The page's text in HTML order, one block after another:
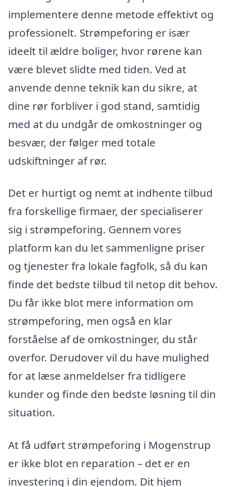
implementere denne metode effektivt og
professionelt. Strømpeforing er især
ideelt til ældre boliger, hvor rørene kan
være blevet slidte med tiden. Ved at
anvende denne teknik kan du sikre, at
dine rør forbliver i god stand, samtidig
med at du undgår de omkostninger og
besvær, der følger med totale
udskiftninger af rør.
Det er hurtigt og nemt at indhente tilbud
fra forskellige firmaer, der specialiserer
sig i strømpeforing. Gennem vores
platform kan du let sammenligne priser
og tjenester fra lokale fagfolk, så du kan
finde det bedste tilbud til netop dit behov.
Du får ikke blot mere information om
strømpeforing, men også en klar
forståelse af de omkostninger, du står
overfor. Derudover vil du have mulighed
for at læse anmeldelser fra tidligere
kunder og finde den bedste løsning til din
situation.
At få udført strømpeforing i Mogenstrup
er ikke blot en reparation – det er en
investering i din ejendom. Dit hjem